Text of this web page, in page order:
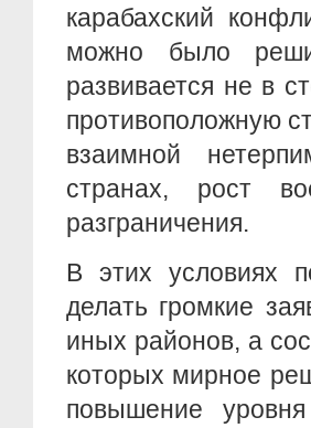
карабахский
можно было
развивается не в
противоположную
взаимной
странах, рост
разграничения.
В этих условиях
делать громкие
иных районов, а
которых мирное
повышение